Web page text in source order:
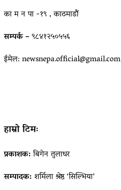
का म न पा -१९ , काठमाडौं
सम्पर्क –९८४१२५०५५६
ईमेल: newsnepa.official@gmail.com
हाम्रो टिमः
प्रकाशक:बिगेन तुलाधर
सम्पादक: शर्मिला श्रेष्ठ ‘सिल्भिया’